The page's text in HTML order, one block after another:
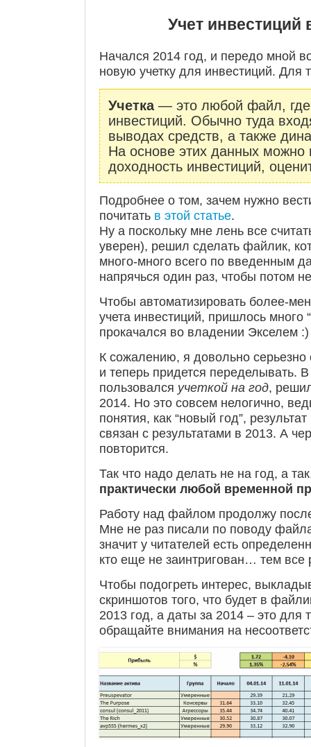
Учет инвестиций
Начался 2014 год, и передо мной
новую учетку для инвестиций. Для
Учетка— это любой файл, где
инвестиций. Обычно туда
выводах средств, а также
На основе этих данных можно
доходность инвестиций,
Подробнее о том, зачем нужно
почитать в этой статье.
Ну а поскольку мне лень все
уверен), решил сделать файлик,
много-много всего по введенным
напрячься один раз, чтобы потом
Чтобы автоматизировать более-
учета инвестиций, пришлось много
прокачался во владении Экселем :)
К сожалению, я довольно
и теперь придется переделывать.
пользовался учеткой на год,
2014. Но это совсем нелогично,
понятия, как “новый год”,
связан с результатами в 2013. А
повторится.
Так что надо делать не на год, а
практически любой временной
Работу над файлом продолжу
Мне не раз писали по поводу
значит у читателей есть
кто еще не заинтригован… тем все
Чтобы подогреть интерес,
скриншотов того, что будет в
2013 год, а даты за 2014 – это для
обращайте внимания на